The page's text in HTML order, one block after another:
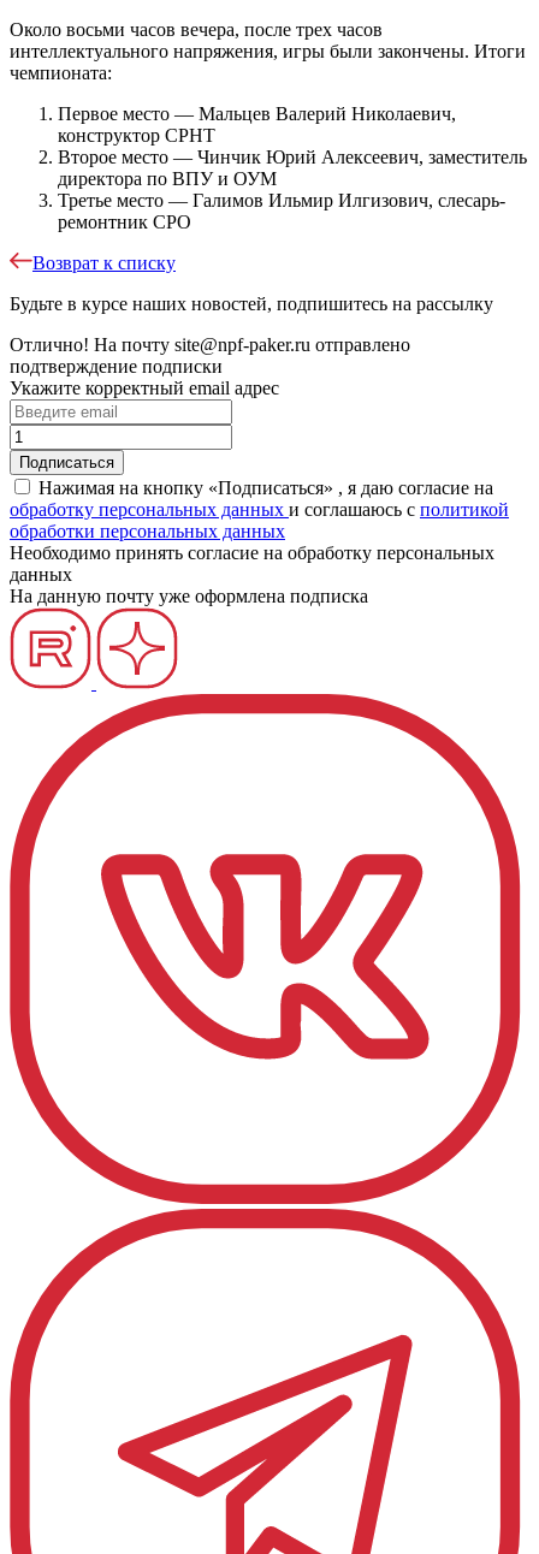
Около восьми часов вечера, после трех часов
интеллектуального напряжения, игры были закончены. Итоги
чемпионата:
Первое место — Мальцев Валерий Николаевич,
конструктор СРНТ
Второе место — Чинчик Юрий Алексеевич, заместитель
директора по ВПУ и ОУМ
Третье место — Галимов Ильмир Илгизович, слесарь-
ремонтник СРО
Возврат к списку
Будьте в курсе наших новостей, подпишитесь на рассылку
Отлично! На почту site@npf-paker.ru отправлено
подтверждение подписки
Укажите корректный email адрес
Нажимая на кнопку «Подписаться» , я даю согласие на
обработку персональных данных и соглашаюсь c политикой
обработки персональных данных
Необходимо принять согласие на обработку персональных
данных
На данную почту уже оформлена подписка